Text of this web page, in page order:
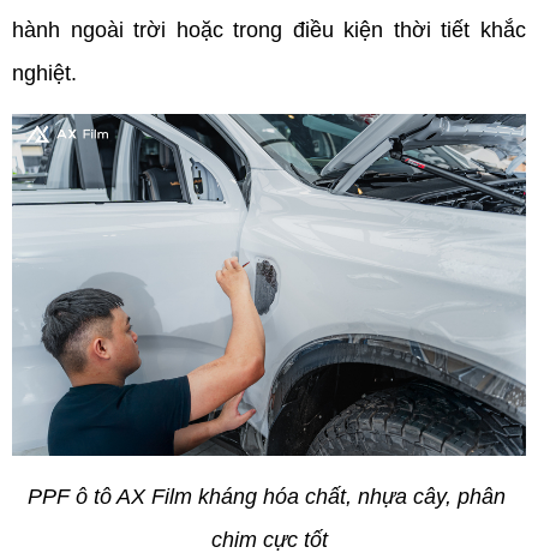
hành ngoài trời hoặc trong điều kiện thời tiết khắc
nghiệt.
PPF ô tô AX Film kháng hóa chất, nhựa cây, phân
chim cực tốt